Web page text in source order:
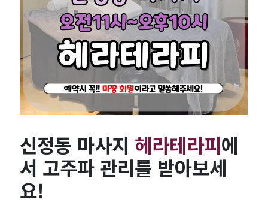
주
파
관
리
가
신정동 마사지 헤라테라피에
서 고주파 관리를 받아보세
요!